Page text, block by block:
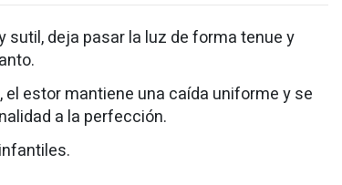
deja pasar la luz de forma tenue y
estor mantiene una caída uniforme y se
a la perfección.